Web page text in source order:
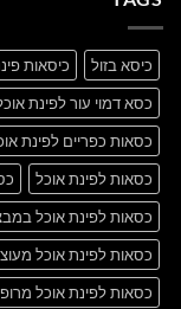
כיסא בזול כיסאות
כסא דמוי עור לפינת
כסאות כפריים לפינת
כסאות לפינת אוכל
כסאות לפינת אוכל
כסאות לפינת אוכל
כסאות לפינת אוכל